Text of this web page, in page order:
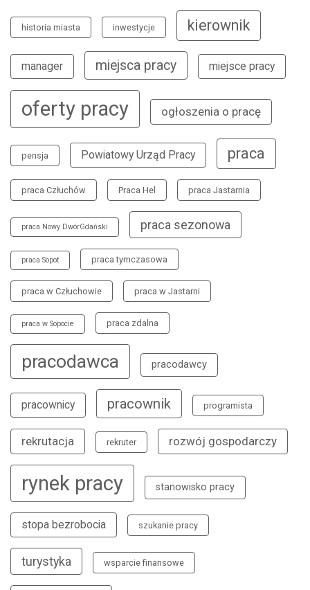
historia miasta inwestycje kierownik
manager miejsca pracy miejsce pracy
oferty pracy ogłoszenia o pracę
pensja Powiatowy Urząd Pracy praca
praca Człuchów Praca Hel praca Jastarnia
praca Nowy DwórGdański praca sezonowa
praca Sopot praca tymczasowa
praca w Człuchowie praca w Jastarni
praca w Sopocie praca zdalna
pracodawca pracodawcy
pracownicy pracownik programista
rekrutacja rekruter rozwój gospodarczy
rynek pracy stanowisko pracy
stopa bezrobocia szukanie pracy
turystyka wsparcie finansowe